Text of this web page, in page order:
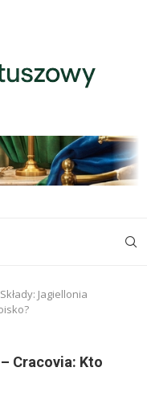
Składy: Jagiellonia
Cracovia: Kto